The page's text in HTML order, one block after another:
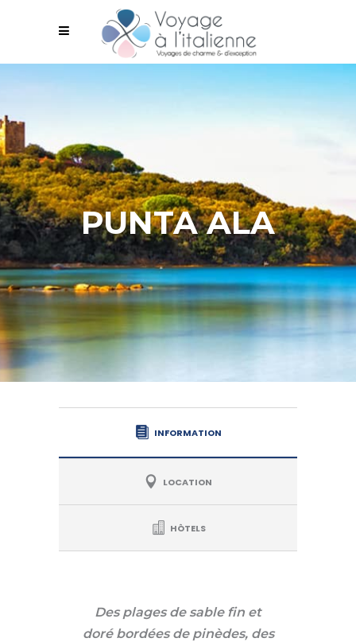
PUNTA ALA
INFORMATION
LOCATION
HÔTELS
Des plages de sable fin et
doré bordées de pinèdes, des